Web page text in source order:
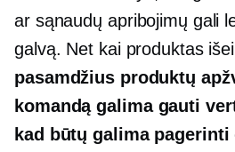
ar sąnaudų apribojimų gali
galvą. Net kai produktas
pasamdžius produktų
komandą galima gauti
kad būtų galima pagerinti